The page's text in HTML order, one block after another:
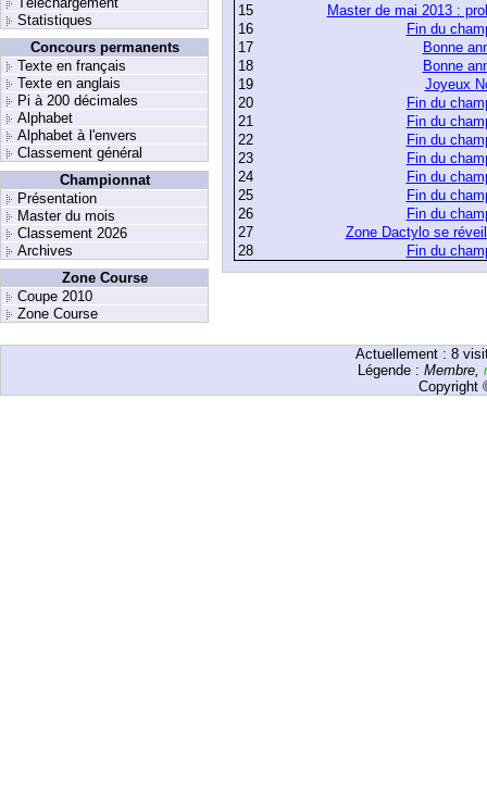
Statistiques
Concours permanents
Texte en français
Texte en anglais
Pi à 200 décimales
Alphabet
Alphabet à l'envers
Classement général
Championnat
Présentation
Master du mois
Classement 2026
Archives
Zone Course
Coupe 2010
Zone Course
15
Master de mai 2013 :
16
Fin du
17
Bonne
18
Bonne
19
Joyeux
20
Fin du
21
Fin du
22
Fin du
23
Fin du
24
Fin du
25
Fin du
26
Fin du
27
Zone Dactylo se
28
Fin du
Actuellement : 8
Légende : Membre,
Copyright